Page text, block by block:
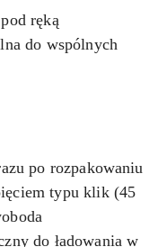
ręką
do wspólnych
po rozpakowaniu
typu klik (45
do ładowania w